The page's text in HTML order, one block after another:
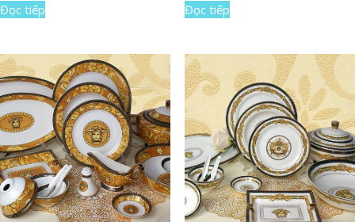
Đọc tiếp Đọc tiếp